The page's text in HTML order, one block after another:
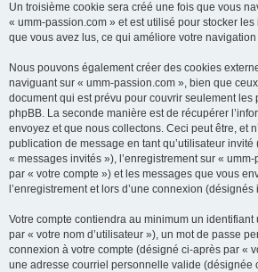
Un troisième cookie sera créé une fois que vous
« umm-passion.com » et est utilisé pour stocker
que vous avez lus, ce qui améliore votre
Nous pouvons également créer des cookies
naviguant sur « umm-passion.com », bien que
document qui est prévu pour couvrir seulement les
phpBB. La seconde manière est de récupérer
envoyez et que nous collectons. Ceci peut être, et
publication de message en tant qu’utilisateur
« messages invités »), l’enregistrement sur «
par « votre compte ») et les messages que vous
l’enregistrement et lors d’une connexion
Votre compte contiendra au minimum un
par « votre nom d’utilisateur »), un mot de passe
connexion à votre compte (désigné ci-après par «
une adresse courriel personnelle valide (désignée